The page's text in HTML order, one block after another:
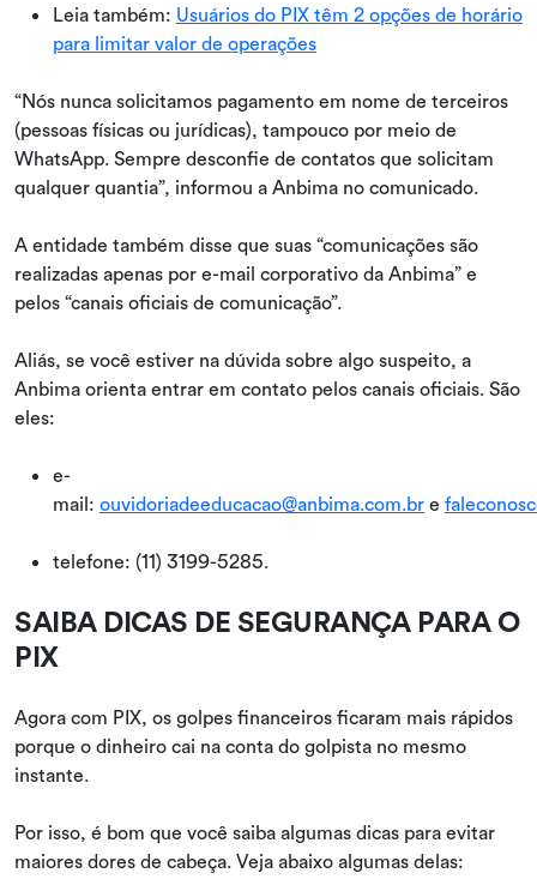
Leia também: Usuários do PIX têm 2 opções de horário
para limitar valor de operações
“Nós nunca solicitamos pagamento em nome de terceiros
(pessoas físicas ou jurídicas), tampouco por meio de
WhatsApp. Sempre desconfie de contatos que solicitam
qualquer quantia”, informou a Anbima no comunicado.
A entidade também disse que suas “comunicações são
realizadas apenas por e-mail corporativo da Anbima” e
pelos “canais oficiais de comunicação”.
Aliás, se você estiver na dúvida sobre algo suspeito, a
Anbima orienta entrar em contato pelos canais oficiais. São
eles:
e-
mail: ouvidoriadeeducacao@anbima.com.br e
telefone: (11) 3199-5285.
SAIBA DICAS DE SEGURANÇA PARA O
PIX
Agora com PIX, os golpes financeiros ficaram mais rápidos
porque o dinheiro cai na conta do golpista no mesmo
instante.
Por isso, é bom que você saiba algumas dicas para evitar
maiores dores de cabeça. Veja abaixo algumas delas: